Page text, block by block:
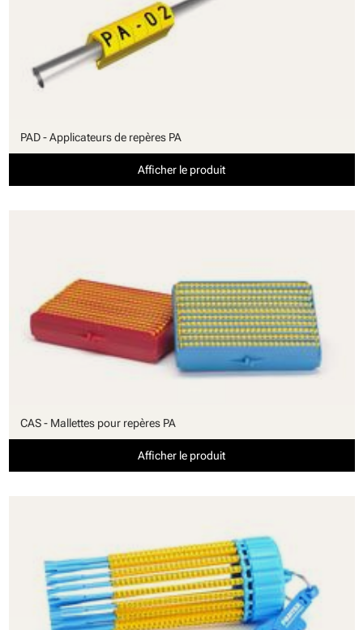
PAD - Applicateurs de repères PA
Afficher le produit
CAS - Mallettes pour repères PA
Afficher le produit